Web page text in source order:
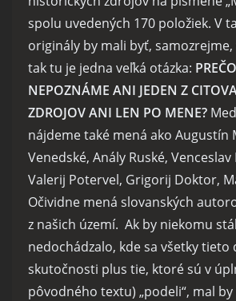
spolu uvedených 170 položiek. V
originály by mali byť, samozrejme,
tak tu je jedna veľká otázka:
NEPOZNÁME ANI JEDEN Z
ZDROJOV ANI LEN PO MENE?
nájdeme také mená ako Augustín
Venedské, Anály Ruské,
Valerij Potervel, Grigorij Doktor,
Očividne mená slovanských
z našich území. Ak by niekomu
nedochádzalo, kde sa všetky tieto
skutočnosti plus tie, ktoré sú v
pôvodného textu) „podeli“, mal